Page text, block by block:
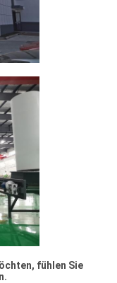
fühlen Sie